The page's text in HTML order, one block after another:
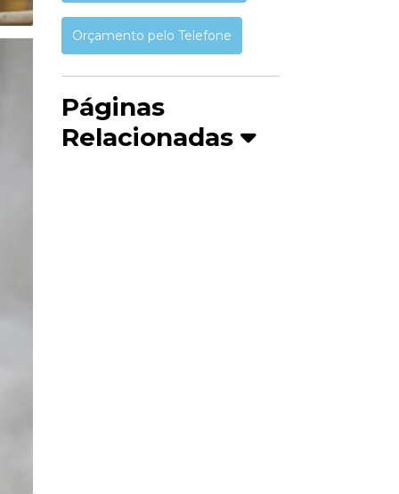
Orçamento pelo Telefone
Páginas
Relacionadas